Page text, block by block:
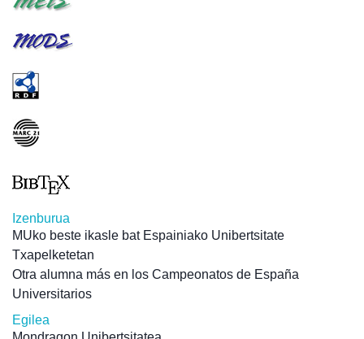
Izenburua
MUko beste ikasle bat Espainiako Unibertsitate
Txapelketetan
Otra alumna más en los Campeonatos de España
Universitarios
Egilea